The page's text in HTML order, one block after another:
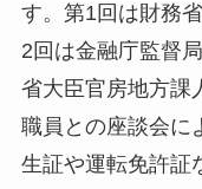
す。第1回は財務
2回は金融庁監督
省大臣官房地方課
職員との座談会に
生証や運転免許証